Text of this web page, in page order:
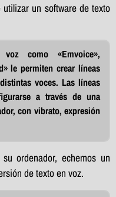
un software de texto
como «Emvoice»,
le permiten crear líneas
voces. Las líneas
a través de una
con vibrato, expresión
ordenador, echemos un
de texto en voz.